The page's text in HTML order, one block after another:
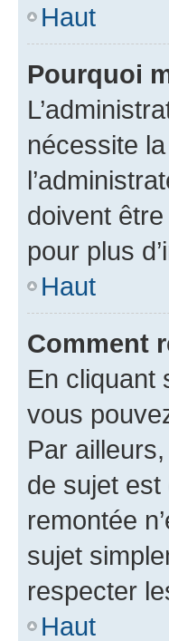
Haut
Pourquoi
nécessite
doivent
pour plus
Haut
Comment
En cliquant
vous
Par
de sujet est
remontée
sujet
respecter
Haut